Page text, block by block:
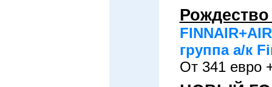
группа а/к
От 341 евро